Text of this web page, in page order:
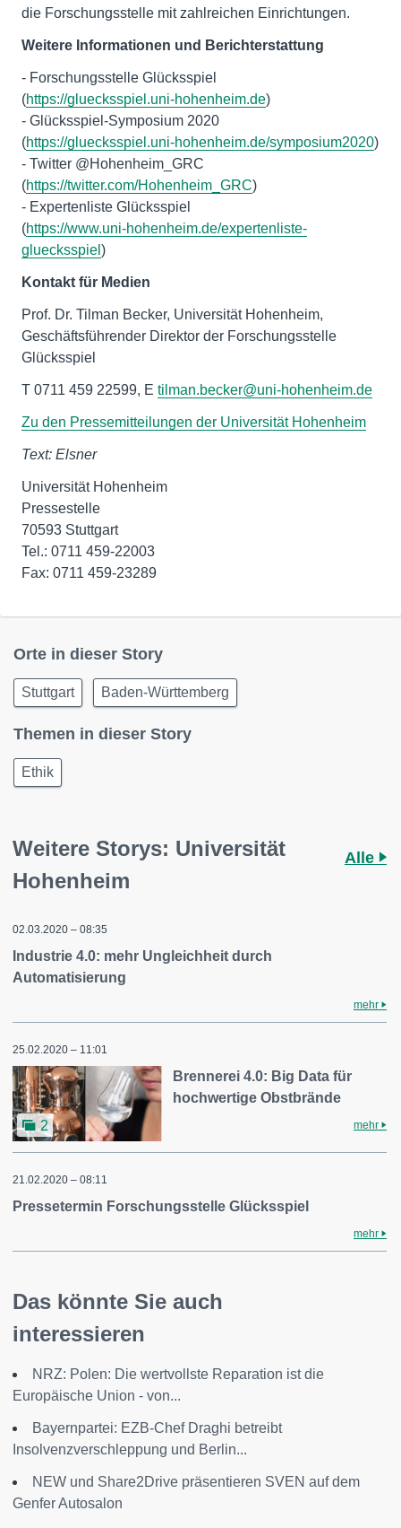
die Forschungsstelle mit zahlreichen Einrichtungen.
Weitere Informationen und Berichterstattung
- Forschungsstelle Glücksspiel
(https://gluecksspiel.uni-hohenheim.de)
- Glücksspiel-Symposium 2020
(https://gluecksspiel.uni-hohenheim.de/symposium2020)
- Twitter @Hohenheim_GRC
(https://twitter.com/Hohenheim_GRC)
- Expertenliste Glücksspiel
(https://www.uni-hohenheim.de/expertenliste-
gluecksspiel )
Kontakt für Medien
Prof. Dr. Tilman Becker, Universität Hohenheim,
Geschäftsführender Direktor der Forschungsstelle
Glücksspiel
T 0711 459 22599, E tilman.becker@uni-hohenheim.de
Zu den Pressemitteilungen der Universität Hohenheim
Text: Elsner
Universität Hohenheim
Pressestelle
70593 Stuttgart
Tel.: 0711 459-22003
Fax: 0711 459-23289
Orte in dieser Story
Stuttgart Baden-Württemberg
Themen in dieser Story
Ethik
Weitere Storys: Universität
Hohenheim
Alle
02.03.2020 – 08:35
Industrie 4.0: mehr Ungleichheit durch
Automatisierung
mehr
25.02.2020 – 11:01
2
Brennerei 4.0: Big Data für
hochwertige Obstbrände
mehr
21.02.2020 – 08:11
Pressetermin Forschungsstelle Glücksspiel
mehr
Das könnte Sie auch
interessieren
NRZ: Polen: Die wertvollste Reparation ist die
Europäische Union - von...
Bayernpartei: EZB-Chef Draghi betreibt
Insolvenzverschleppung und Berlin...
NEW und Share2Drive präsentieren SVEN auf dem
Genfer Autosalon